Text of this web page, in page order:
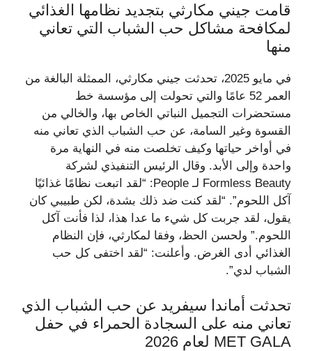
قامت جيني مكارثي بتجديد نظامها الغذائي
لمكافحة مشاكل حب الشباب التي تعاني
منها
في مايو 2025، تحدثت جيني مكارثي، الممثلة البالغة من
العمر 52 عامًا والتي تحولت إلى مؤسسة خط
مستحضرات التجميل النباتي الخاص بها، والخالي من
القسوة وغير السامة، عن حب الشباب الذي تعاني منه
في أواخر حياتها وكيف تخلصت منه في النهاية مرة
واحدة وإلى الأبد. وقال الرئيس التنفيذي لشركة
Formless Beauty لـ People: “لقد اتبعت نظامًا غذائيًا
آكل اللحوم”. “لقد كنت ضد ذلك بشدة، لكن طبيبي كان
يقول، لقد جربت كل شيء ما عدا هذا، لذا فأنت آكل
اللحوم.” ولحسن الحظ، وفقا لمكارثي، فإن النظام
الغذائي أدى الغرض. وأعلنت: “لقد اختفى كل حب
الشباب لدي”.
تحدثت أماندا سيفريد عن حب الشباب الذي
تعاني منه على السجادة الحمراء في حفل
MET GALA لعام 2026